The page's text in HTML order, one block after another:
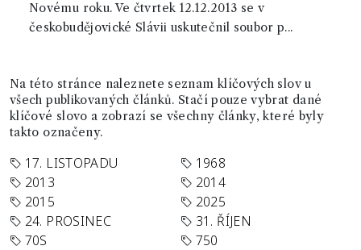
Novému roku. Ve čtvrtek 12.12.2013 se v
českobudějovické Slávii uskutečnil soubor p...
Na této stránce naleznete seznam klíčových slov u
všech publikovaných článků. Stačí pouze vybrat dané
klíčové slovo a zobrazí se všechny články, které byly
takto označeny.
17. LISTOPADU
1968
2013
2014
2015
2025
24. PROSINEC
31. ŘÍJEN
70S
750